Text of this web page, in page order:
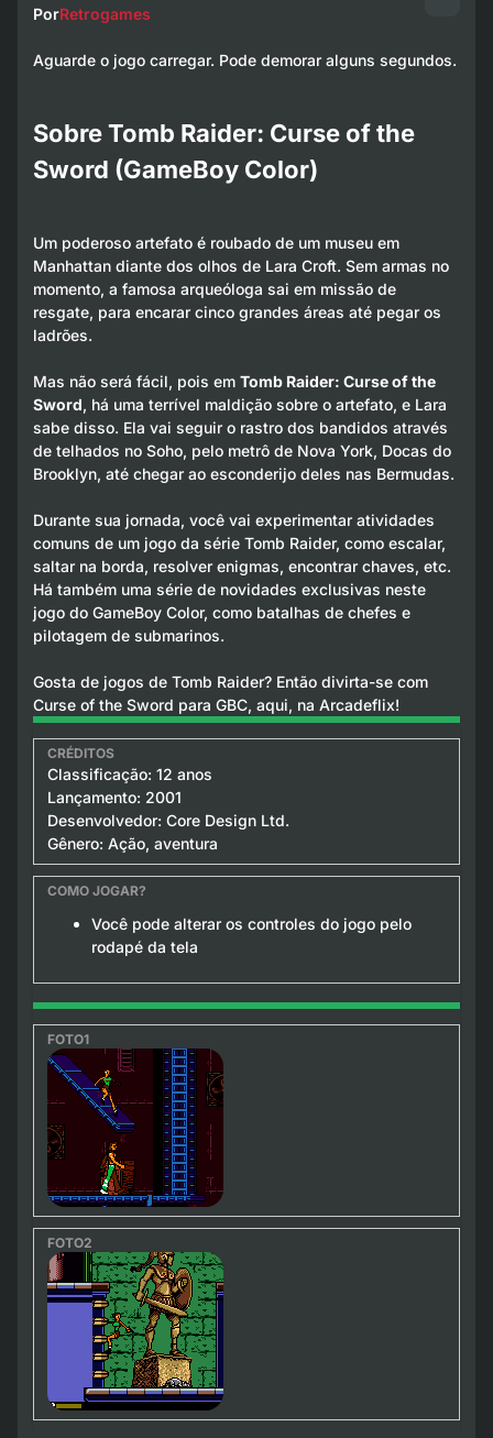
PorRetrogames
Aguarde o jogo carregar. Pode demorar alguns segundos.
Sobre Tomb Raider: Curse of the
Sword (GameBoy Color)
Um poderoso artefato é roubado de um museu em
Manhattan diante dos olhos de Lara Croft. Sem armas no
momento, a famosa arqueóloga sai em missão de
resgate, para encarar cinco grandes áreas até pegar os
ladrões.
Mas não será fácil, pois em Tomb Raider: Curse of the
Sword, há uma terrível maldição sobre o artefato, e Lara
sabe disso. Ela vai seguir o rastro dos bandidos através
de telhados no Soho, pelo metrô de Nova York, Docas do
Brooklyn, até chegar ao esconderijo deles nas Bermudas.
Durante sua jornada, você vai experimentar atividades
comuns de um jogo da série Tomb Raider, como escalar,
saltar na borda, resolver enigmas, encontrar chaves, etc.
Há também uma série de novidades exclusivas neste
jogo do GameBoy Color, como batalhas de chefes e
pilotagem de submarinos.
Gosta de jogos de Tomb Raider? Então divirta-se com
Curse of the Sword para GBC, aqui, na Arcadeflix!
Classificação: 12 anos
Lançamento: 2001
Desenvolvedor: Core Design Ltd.
Gênero: Ação, aventura
Você pode alterar os controles do jogo pelo
rodapé da tela